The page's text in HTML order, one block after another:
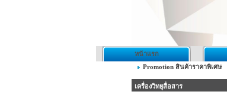
หน้าแรก
Promotion สินค้าราคาพิเศษ
เครื่องวิทยุสื่อสาร